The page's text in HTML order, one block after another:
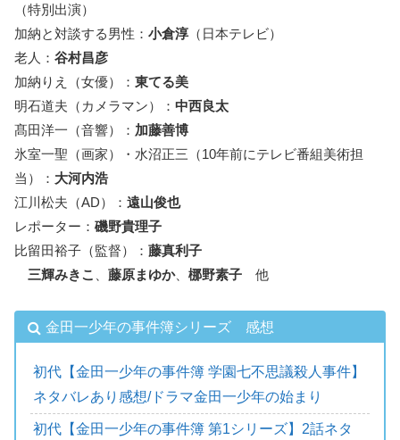
（特別出演）
加納と対談する男性： 小倉淳 （日本テレビ）
老人： 谷村昌彦
加納りえ（女優）： 東てる美
明石道夫（カメラマン）： 中西良太
髙田洋一（音響）： 加藤善博
氷室一聖（画家）・水沼正三（10年前にテレビ番組美術担
当）： 大河内浩
江川松夫（AD）： 遠山俊也
レポーター： 磯野貴理子
比留田裕子（監督）： 藤真利子
三輝みきこ
藤原まゆか、 梛野素子 他
金田一少年の事件簿シリーズ 感想
初代【金田一少年の事件簿 学園七不思議殺人事件】
ネタバレあり感想/ドラマ金田一少年の始まり
初代【金田一少年の事件簿 第1シリーズ】2話ネタ